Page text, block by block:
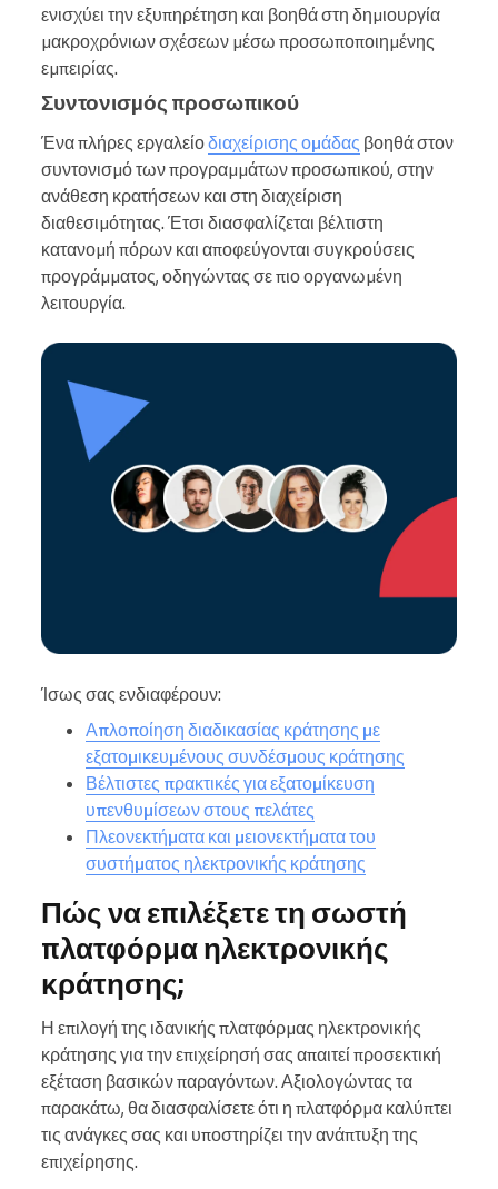
ενισχύει την εξυπηρέτηση και βοηθά στη δημιουργία
μακροχρόνιων σχέσεων μέσω προσωποποιημένης
εμπειρίας.
Συντονισμός προσωπικού
Ένα πλήρες εργαλείοδιαχείρισης ομάδας βοηθά στον
συντονισμό των προγραμμάτων προσωπικού, στην
ανάθεση κρατήσεων και στη διαχείριση
διαθεσιμότητας. Έτσι διασφαλίζεται βέλτιστη
κατανομή πόρων και αποφεύγονται συγκρούσεις
προγράμματος, οδηγώντας σε πιο οργανωμένη
λειτουργία.
Ίσως σας ενδιαφέρουν:
Απλοποίηση διαδικασίας κράτησης με
εξατομικευμένους συνδέσμους κράτησης
Βέλτιστες πρακτικές για εξατομίκευση
υπενθυμίσεων στους πελάτες
Πλεονεκτήματα και μειονεκτήματα του
συστήματος ηλεκτρονικής κράτησης
Πώς να επιλέξετε τη σωστή
πλατφόρμα ηλεκτρονικής
κράτησης;
Η επιλογή της ιδανικής πλατφόρμας ηλεκτρονικής
κράτησης για την επιχείρησή σας απαιτεί προσεκτική
εξέταση βασικών παραγόντων. Αξιολογώντας τα
παρακάτω, θα διασφαλίσετε ότι η πλατφόρμα καλύπτει
τις ανάγκες σας και υποστηρίζει την ανάπτυξη της
επιχείρησης.